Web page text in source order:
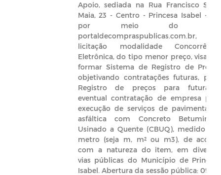
Apoio, sediada na Rua Francisco Sales
Maia, 23 - Centro - Princesa Isabel - PB,
por meio do site
portaldecompraspublicas.com.br,
licitação modalidade Concorrência
Eletrônica, do tipo menor preço, visando
formar Sistema de Registro de Preços
objetivando contratações futuras, para:
Registro de preços para futura e
eventual contratação de empresa para
execução de serviços de pavimentação
asfáltica com Concreto Betuminoso
Usinado a Quente (CBUQ), medido por
metro (seja m, m² ou m3), de acordo
com a natureza do item, em diversas
vias públicas do Município de Princesa
Isabel. Abertura da sessão pública: 09:00